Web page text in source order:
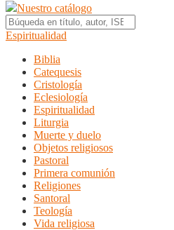
Nuestro catálogo
Espiritualidad
Biblia
Catequesis
Cristología
Eclesiología
Espiritualidad
Liturgia
Muerte y duelo
Objetos religiosos
Pastoral
Primera comunión
Religiones
Santoral
Teología
Vida religiosa